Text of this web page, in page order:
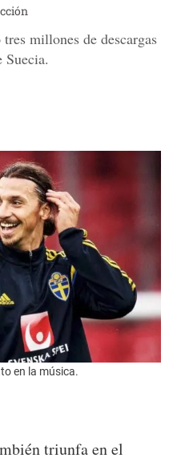
millones de descargas
en la música.
triunfa en el